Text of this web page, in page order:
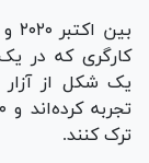
کارگری که در
یک شکل از
ترک کنند.